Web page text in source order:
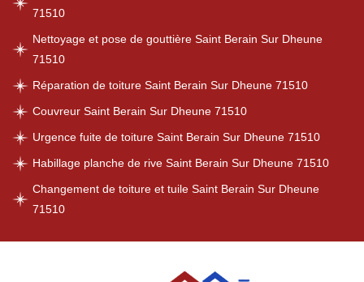
71510
Nettoyage et pose de gouttière Saint Berain Sur Dheune
71510
Réparation de toiture Saint Berain Sur Dheune 71510
Couvreur Saint Berain Sur Dheune 71510
Urgence fuite de toiture Saint Berain Sur Dheune 71510
Habillage planche de rive Saint Berain Sur Dheune 71510
Changement de toiture et tuile Saint Berain Sur Dheune
71510